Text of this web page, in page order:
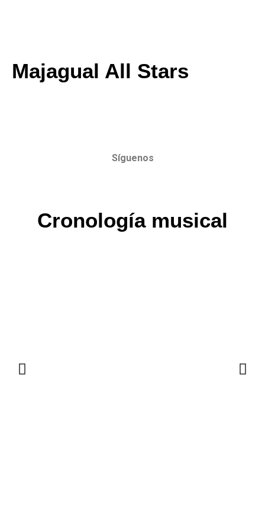
Majagual All Stars
Síguenos
Cronología musical